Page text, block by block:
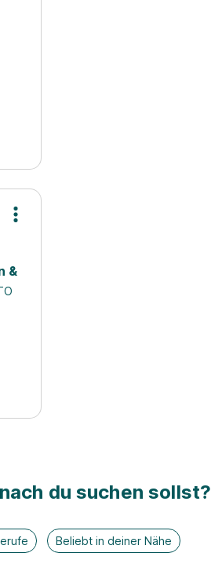
&
du suchen sollst?
Beliebt in deiner Nähe